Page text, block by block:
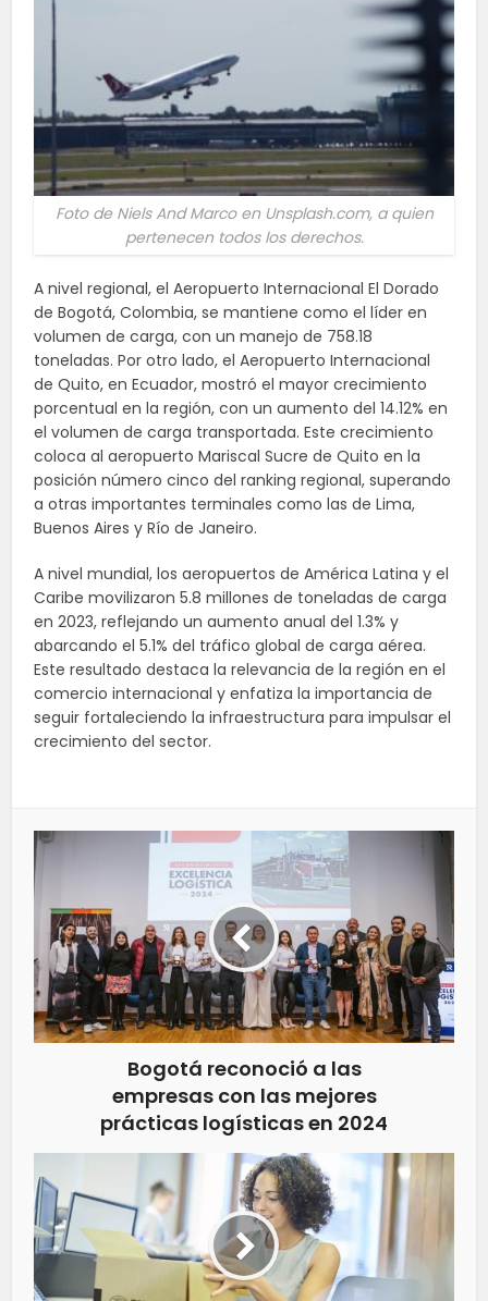
Foto de Niels And Marco en Unsplash.com, a quien
pertenecen todos los derechos.
A nivel regional, el Aeropuerto Internacional El Dorado
de Bogotá, Colombia, se mantiene como el líder en
volumen de carga, con un manejo de 758.18
toneladas. Por otro lado, el Aeropuerto Internacional
de Quito, en Ecuador, mostró el mayor crecimiento
porcentual en la región, con un aumento del 14.12% en
el volumen de carga transportada. Este crecimiento
coloca al aeropuerto Mariscal Sucre de Quito en la
posición número cinco del ranking regional, superando
a otras importantes terminales como las de Lima,
Buenos Aires y Río de Janeiro.
A nivel mundial, los aeropuertos de América Latina y el
Caribe movilizaron 5.8 millones de toneladas de carga
en 2023, reflejando un aumento anual del 1.3% y
abarcando el 5.1% del tráfico global de carga aérea.
Este resultado destaca la relevancia de la región en el
comercio internacional y enfatiza la importancia de
seguir fortaleciendo la infraestructura para impulsar el
crecimiento del sector.
Bogotá reconoció a las
empresas con las mejores
prácticas logísticas en 2024